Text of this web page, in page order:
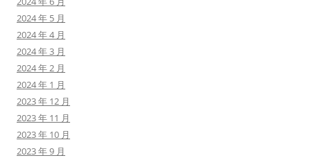
2024 年 5 月
2024 年 4 月
2024 年 3 月
2024 年 2 月
2024 年 1 月
2023 年 12 月
2023 年 11 月
2023 年 10 月
2023 年 9 月